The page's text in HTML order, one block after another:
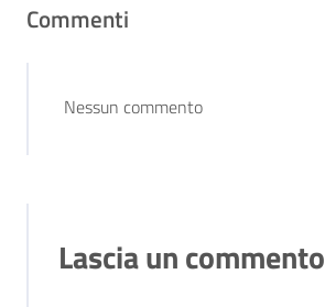
Commenti
Nessun commento
Lascia un commento